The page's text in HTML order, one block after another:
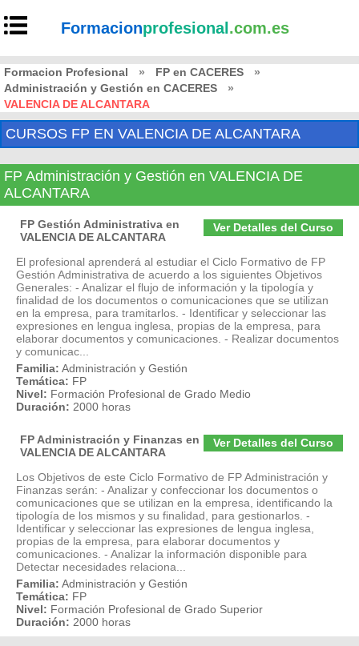
Formacionprofesional .com.es
Formacion Profesional » FP en CACERES
»
Administración y Gestión en CACERES
»
VALENCIA DE ALCANTARA
CURSOS FP EN VALENCIA DE ALCANTARA
FP Administración y Gestión en VALENCIA DE
ALCANTARA
Ver Detalles del Curso
FP Gestión Administrativa en
VALENCIA DE ALCANTARA
El profesional aprenderá al estudiar el Ciclo Formativo de FP
Gestión Administrativa de acuerdo a los siguientes Objetivos
Generales: - Analizar el flujo de información y la tipología y
finalidad de los documentos o comunicaciones que se utilizan
en la empresa, para tramitarlos. - Identificar y seleccionar las
expresiones en lengua inglesa, propias de la empresa, para
elaborar documentos y comunicaciones. - Realizar documentos
y comunicac...
Familia: Administración y Gestión
Temática: FP
Nivel: Formación Profesional de Grado Medio
Duración: 2000 horas
Ver Detalles del Curso
FP Administración y Finanzas en
VALENCIA DE ALCANTARA
Los Objetivos de este Ciclo Formativo de FP Administración y
Finanzas serán: - Analizar y confeccionar los documentos o
comunicaciones que se utilizan en la empresa, identificando la
tipología de los mismos y su finalidad, para gestionarlos. -
Identificar y seleccionar las expresiones de lengua inglesa,
propias de la empresa, para elaborar documentos y
comunicaciones. - Analizar la información disponible para
Detectar necesidades relaciona...
Familia: Administración y Gestión
Temática: FP
Nivel: Formación Profesional de Grado Superior
Duración: 2000 horas